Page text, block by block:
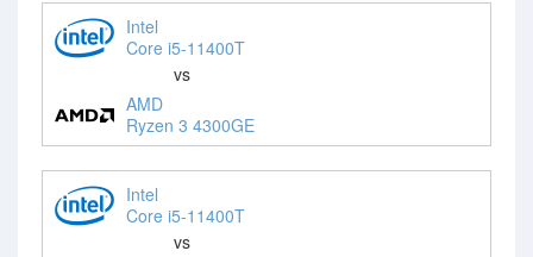
Intel
Core i5-11400T
vs
AMD
Ryzen 3 4300GE
Intel
Core i5-11400T
vs